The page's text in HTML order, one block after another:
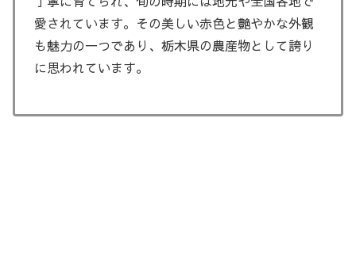
愛されています。その美しい赤色と艶やかな外観
も魅力の一つであり、栃木県の農産物として誇り
に思われています。